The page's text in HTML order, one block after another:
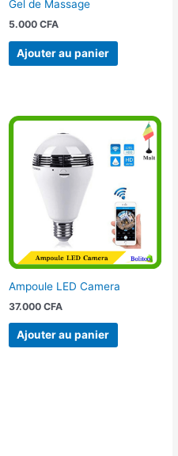
Gel de Massage
5.000 CFA
Ajouter au panier
Ampoule LED Camera
37.000 CFA
Ajouter au panier